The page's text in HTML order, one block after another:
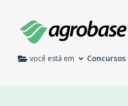
você está em Concursos